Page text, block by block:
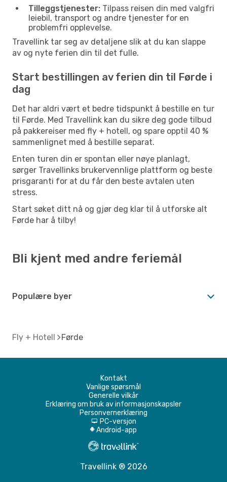
Tilleggstjenester: Tilpass reisen din med valgfri
leiebil, transport og andre tjenester for en
problemfri opplevelse.
Travellink tar seg av detaljene slik at du kan slappe
av og nyte ferien din til det fulle.
Start bestillingen av ferien din til Førde i
dag
Det har aldri vært et bedre tidspunkt å bestille en tur
til Førde. Med Travellink kan du sikre deg gode tilbud
på pakkereiser med fly + hotell, og spare opptil 40 %
sammenlignet med å bestille separat.
Enten turen din er spontan eller nøye planlagt,
sørger Travellinks brukervennlige plattform og beste
prisgaranti for at du får den beste avtalen uten
stress.
Start søket ditt nå og gjør deg klar til å utforske alt
Førde har å tilby!
Bli kjent med andre feriemål
Populære byer
Fly + Hotell Førde
Kontakt
Vanlige spørsmål
Generelle vilkår
Erklæring om bruk av informasjonskapsler
Personvernerklæring
d PC-versjon
A Android-app
Travellink ® 2026